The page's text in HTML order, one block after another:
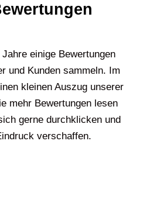
einige Bewertungen
und Kunden sammeln. Im
kleinen Auszug unserer
mehr Bewertungen lesen
gerne durchklicken und
verschaffen.